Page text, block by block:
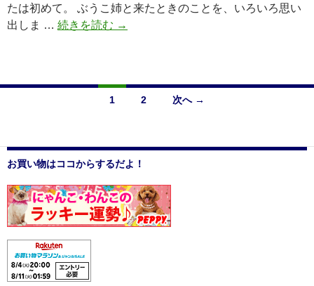
たは初めて。 ぶうこ姉と来たときのことを、いろいろ思い
出しま … 続きを読む サ
ゼ
ツ
→
稿
ナ
ビ
ゲ
ー
シ
1 2 次へ →
お買い物はココからするだよ！